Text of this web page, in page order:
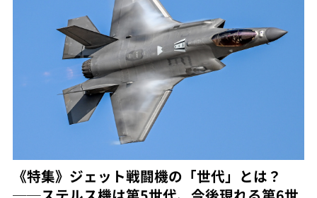
《特集》ジェット戦闘機の「世代」とは？